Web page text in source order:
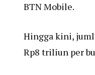
BTN Mobile.
Hingga kini,
Rp8 triliun per